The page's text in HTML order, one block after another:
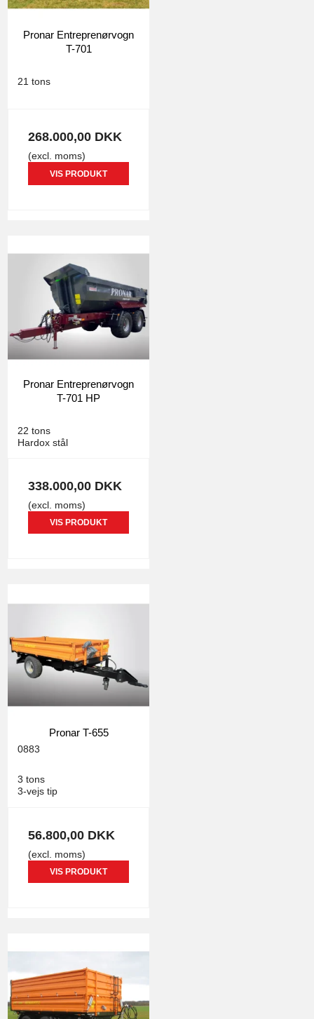
Pronar Entreprenørvogn
T-701
21 tons
268.000,00 DKK
(excl. moms)
VIS PRODUKT
Pronar Entreprenørvogn
T-701 HP
22 tons
Hardox stål
338.000,00 DKK
(excl. moms)
VIS PRODUKT
Pronar T-655
0883
3 tons
3-vejs tip
56.800,00 DKK
(excl. moms)
VIS PRODUKT